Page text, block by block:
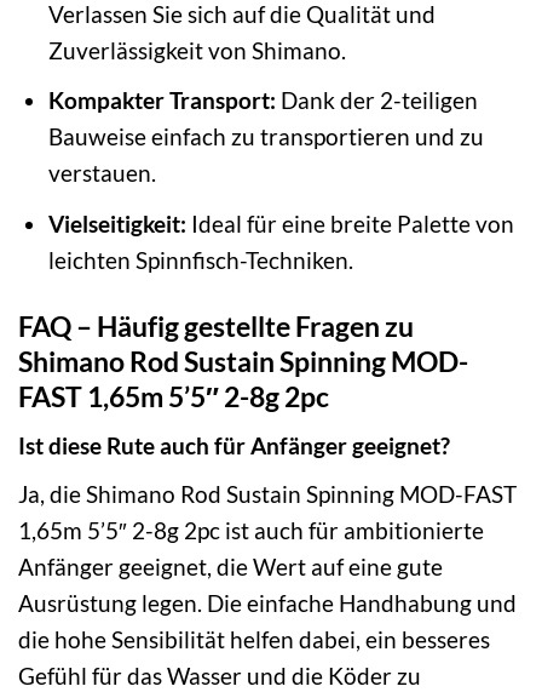
Verlassen Sie sich auf die Qualität und
Zuverlässigkeit von Shimano.
Kompakter Transport: Dank der 2-teiligen
Bauweise einfach zu transportieren und zu
verstauen.
Vielseitigkeit: Ideal für eine breite Palette von
leichten Spinnfisch-Techniken.
FAQ – Häufig gestellte Fragen zu
Shimano Rod Sustain Spinning MOD-
FAST 1,65m 5’5″ 2-8g 2pc
Ist diese Rute auch für Anfänger geeignet?
Ja, die Shimano Rod Sustain Spinning MOD-FAST
1,65m 5’5″ 2-8g 2pc ist auch für ambitionierte
Anfänger geeignet, die Wert auf eine gute
Ausrüstung legen. Die einfache Handhabung und
die hohe Sensibilität helfen dabei, ein besseres
Gefühl für das Wasser und die Köder zu